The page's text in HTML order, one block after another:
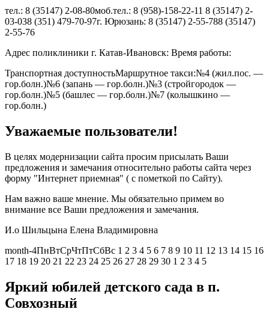
тел.: 8 (35147) 2-08-80моб.тел.: 8 (958)-158-22-11 8 (35147) 2-
03-038 (351) 479-70-97г. Юрюзань: 8 (35147) 2-55-788 (35147)
2-55-76
Адрес поликлиники г. Катав-Ивановск: Время работы:
Транспортная доступностьМаршрутное такси:№4 (жил.пос. —
гор.болн.)№6 (запань — гор.болн.)№3 (стройгородок —
гор.болн.)№5 (башлес — гор.болн.)№7 (колышкино —
гор.болн.)
Уважаемые пользователи!
В целях модернизации сайта просим присылать Ваши
предложения и замечания относительно работы сайта через
форму "Интернет приемная" ( с пометкой по Сайту).
Нам важно ваше мнение. Мы обязательно примем во
внимание все Ваши предложения и замечания.
И.о Шильцына Елена Владимировна
month-4ПнВтСрЧтПтСбВс 1 2 3 4 5 6 7 8 9 10 11 12 13 14 15 16
17 18 19 20 21 22 23 24 25 26 27 28 29 30 1 2 3 4 5
Яркий юбилей детского сада в п.
Совхозный